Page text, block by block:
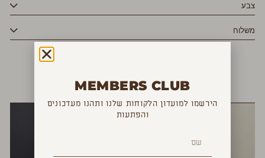
צבע
משלוח
YOU MAY ALSO LIKE
MEMBERS CLUB
הירשמו למועדון הלקוחות שלנו ותהנו מעדכונים
והפתעות